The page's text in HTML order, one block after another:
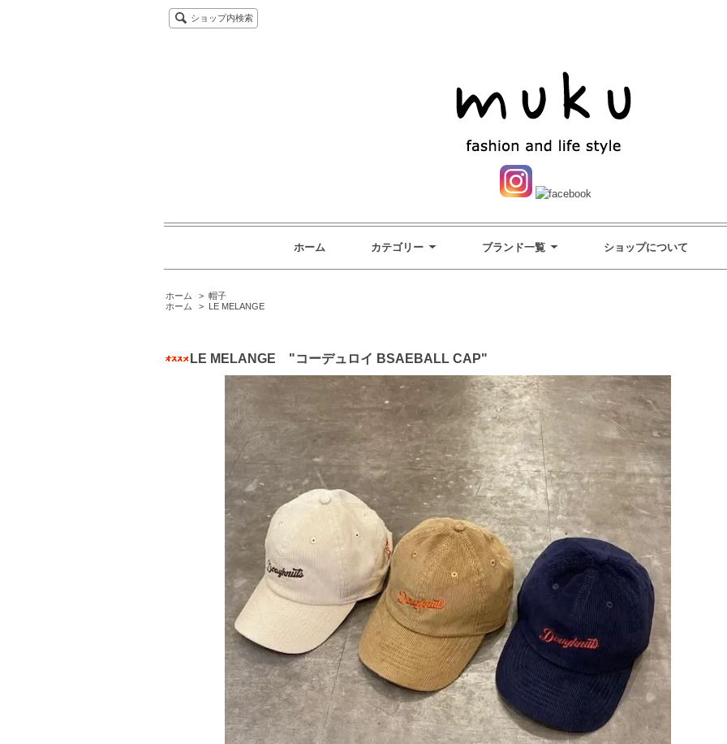
ショップ内検索
ホーム カテゴリー ブランド一覧 ショップについて
ホーム > 帽子
ホーム
> LE MELANGE
LE MELANGE "コーデュロイ BSAEBALL CAP"